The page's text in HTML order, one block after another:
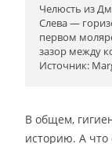
Челюсть из
Слева —
первом
зазор между
Источник:
В общем,
историю. А что